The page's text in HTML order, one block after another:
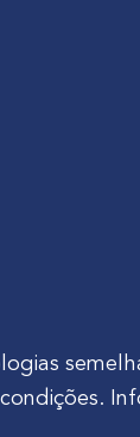
Rua Agostinho